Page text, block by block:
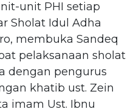
unit PHI setiap
Sholat Idul Adha
membuka Sandeq
pelaksanaan sholat
dengan pengurus
khatib ust. Zein
imam Ust. Ibnu